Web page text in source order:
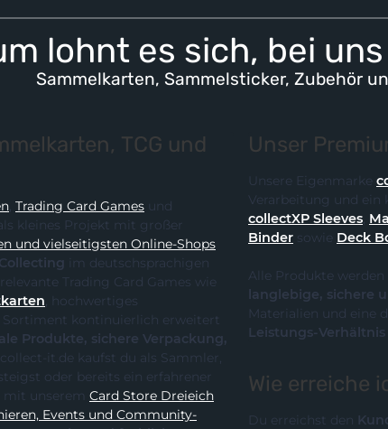
lohnt es sich, bei
Sammelkarten, Sammelsticker, Zubehör
TCG und
, Trading Card Games und
kleines Projekt mit großer
und vielseitigsten Online-Shops
im deutschsprachigen
Durch die klare Spezialisierung auf relevante Trading Card Games wie
, hochwertiges
sichere Verpackung,
wir mit unserem
Card Store Dreieich
und Community-
Unser
Unsere Eigenmarke
Verarbeitung und ein
collectXP Sleeves,
Binder sowie Deck
Alle Produkte
langlebige, sichere
Materialien und eine
Leistungs-Verhältnis
Wie erreiche
Du erreichst den